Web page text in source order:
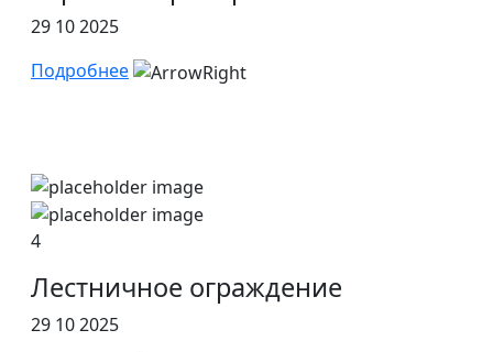
29 10 2025
Подробнее
4
Лестничное ограждение
29 10 2025